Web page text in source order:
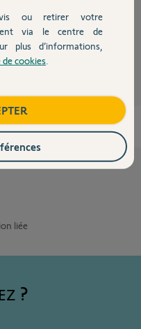
liée
ou retirer votre
via le centre de
plus d’informations,
de cookies